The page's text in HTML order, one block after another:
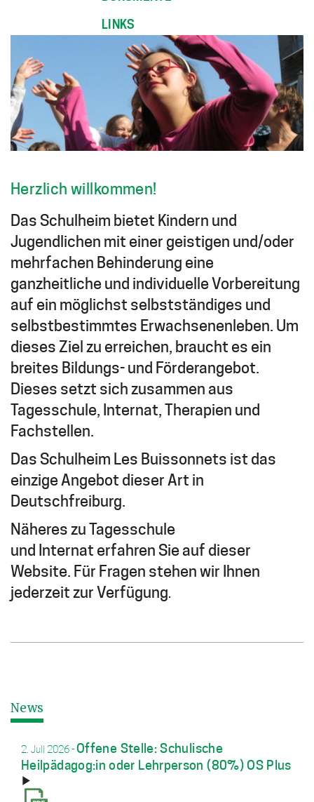
LINKS
HELLO
Herzlich willkommen!
Das Schulheim bietet Kindern und
Jugendlichen mit einer geistigen und/oder
mehrfachen Behinderung eine
ganzheitliche und individuelle Vorbereitung
auf ein möglichst selbstständiges und
selbstbestimmtes Erwachsenenleben. Um
dieses Ziel zu erreichen, braucht es ein
breites Bildungs- und Förderangebot.
Dieses setzt sich zusammen aus
Tagesschule, Internat, Therapien und
Fachstellen.
Das Schulheim Les Buissonnets ist das
einzige Angebot dieser Art in
Deutschfreiburg.
Näheres zu Tagesschule
und Internat erfahren Sie auf dieser
Website. Für Fragen stehen wir Ihnen
jederzeit zur Verfügung.
News
2. Juli 2026-Offene Stelle: Schulische
Heilpädagog:in oder Lehrperson (80%) OS Plus